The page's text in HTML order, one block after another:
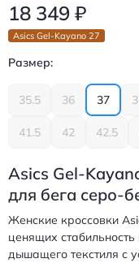
18 349 ₽
Asics Gel-Kayano 27
Размер:
35.5 36 37
41.5 42 42.5
Asics Gel-
для бега серо-
Женские кроссовки
ценящих
дышащего текстиля с